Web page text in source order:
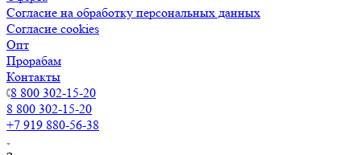
Согласие на обработку персональных данных
Согласие cookies
Опт
Прорабам
Контакты
8 800 302-15-20
8 800 302-15-20
+7 919 880-56-38